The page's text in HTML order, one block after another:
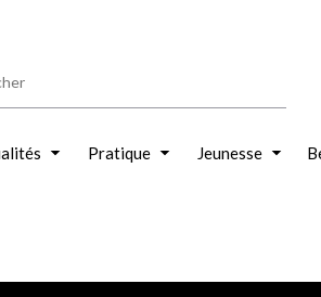
Pratique Jeunesse